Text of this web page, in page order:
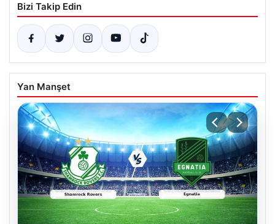
Bizi Takip Edin
Yan Manşet